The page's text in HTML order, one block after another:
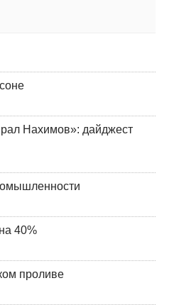
Нахимов»: дайджест
40%
проливе